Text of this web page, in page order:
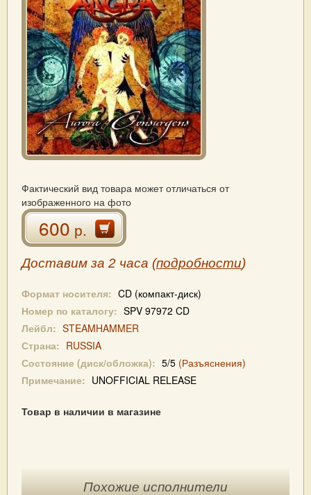
Фактический вид товара может отличаться от
изображенного на фото
600р.
Доставим за 2 часа (подробности)
Формат носителя: CD (компакт-диск)
Номер по каталогу: SPV 97972 CD
Лейбл: STEAMHAMMER
Страна: RUSSIA
Состояние (диск/обложка): 5/5 (Разъяснения)
Примечание: UNOFFICIAL RELEASE
Товар в наличии в магазине
Похожие исполнители